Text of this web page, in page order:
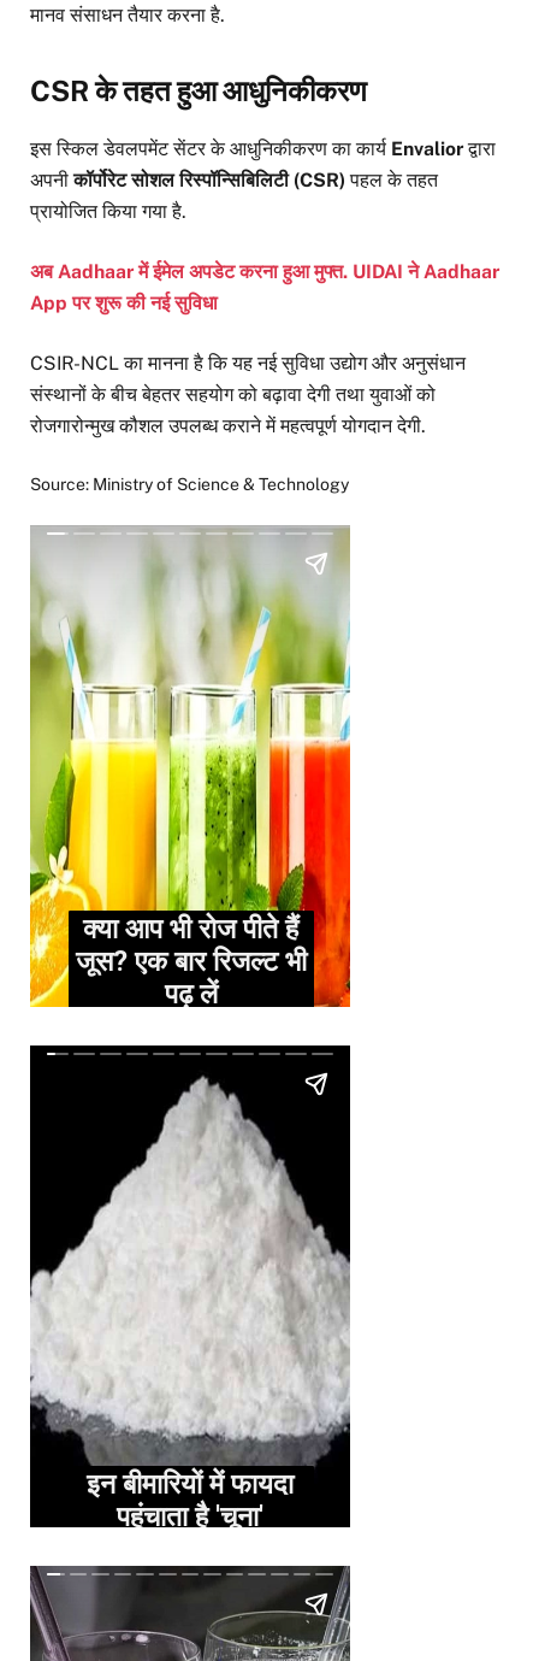
मानव संसाधन तैयार करना है.
CSR के तहत हुआ आधुनिकीकरण
इस स्किल डेवलपमेंट सेंटर के आधुनिकीकरण का कार्य Envaliorद्वारा
अपनीकॉर्पोरेट सोशल रिस्पॉन्सिबिलिटी (CSR) पहल के तहत
प्रायोजित किया गया है.
अब Aadhaar में ईमेल अपडेट करना हुआ मुफ्त. UIDAI ने Aadhaar
App पर शुरू की नई सुविधा
CSIR-NCL का मानना है कि यह नई सुविधा उद्योग और अनुसंधान
संस्थानों के बीच बेहतर सहयोग को बढ़ावा देगी तथा युवाओं को
रोजगारोन्मुख कौशल उपलब्ध कराने में महत्वपूर्ण योगदान देगी.
Source: Ministry of Science & Technology